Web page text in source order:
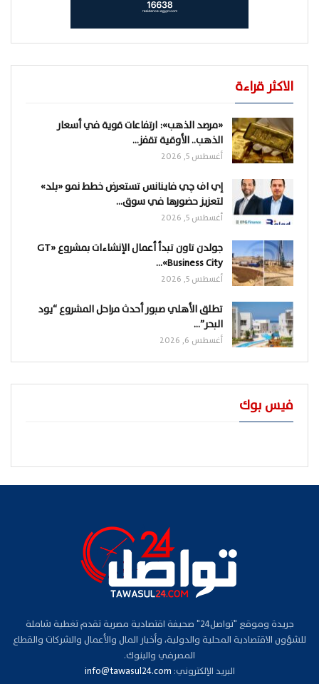
الاكثر قراءة
«مرصد الذهب»: ارتفاعات قوية في أسعار
الذهب.. الأوقية تقفز…
أغسطس 5, 2026
إي اف چي فاينانس تستعرض خطط نمو «بلد»
لتعزيز حضورها في سوق…
أغسطس 5, 2026
جولدن تاون تبدأ أعمال الإنشاءات بمشروع «GT
Business City»…
أغسطس 5, 2026
تطلق الأهلي صبور أحدث مراحل المشروع “يود
البحر”…
أغسطس 6, 2026
فيس بوك
جريدة وموقع "تواصل24" صحيفة اقتصادية مصرية تقدم تغطية شاملة
للشؤون الاقتصادية المحلية والدولية، وأخبار المال والأعمال والشركات والقطاع
المصرفي والبنوك.
البريد الإلكتروني: info@tawasul24.com